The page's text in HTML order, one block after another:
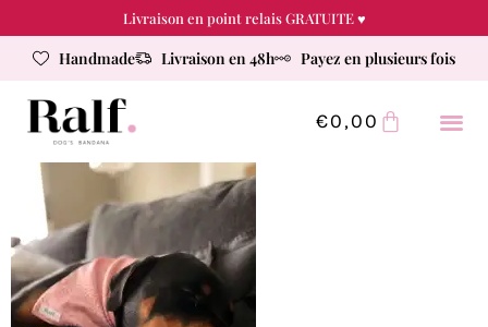
Livraison en point relais GRATUITE ♥
Handmade Livraison en 48h Payez en plusieurs fois
€0,00